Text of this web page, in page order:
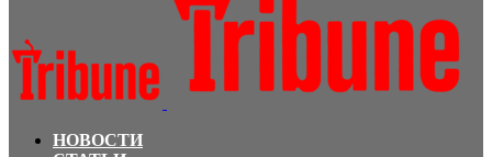
НОВОСТИ